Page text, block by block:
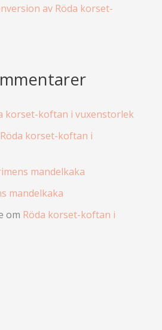
av Röda korset-
korset-koftan i vuxenstorlek
Röda korset-koftan i
mandelkaka
mandelkaka
om Röda korset-koftan i